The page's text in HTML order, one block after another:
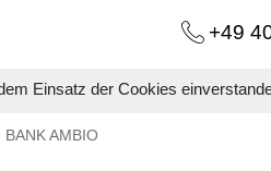
Einsatz der Cookies
+49
BANK AMBIO